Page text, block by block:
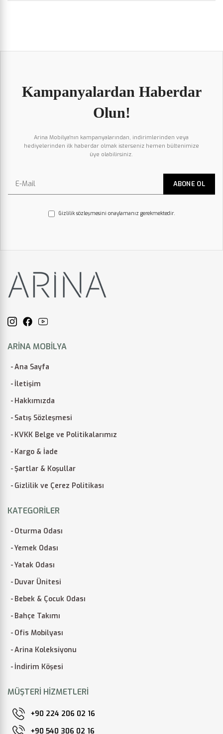
Kampanyalardan Haberdar
Olun!
Arina Mobilya'nın kampanyalarından, indirimlerinden veya
hediyelerinden ilk haberdar olmak isterseniz hemen bültenimize
üye olabilirsiniz.
Gizlilik sözleşmesini onaylamanız gerekmektedir.
ARINA MOBILYA
Ana Sayfa
İletişim
Hakkımızda
Satış Sözleşmesi
KVKK Belge ve Politikalarımız
Kargo & İade
Şartlar & Koşullar
Gizlilik ve Çerez Politikası
KATEGORILER
Oturma Odası
Yemek Odası
Yatak Odası
Duvar Ünitesi
Bebek & Çocuk Odası
Bahçe Takımı
Ofis Mobilyası
Arina Koleksiyonu
İndirim Köşesi
MÜŞTERI HIZMETLERI
+90 224 206 02 16
+90 540 306 02 16